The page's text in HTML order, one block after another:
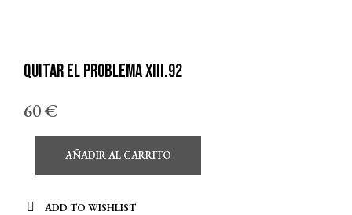
QUITAR EL PROBLEMA XIII.92
60€
AÑADIR AL CARRITO
ADD TO WISHLIST